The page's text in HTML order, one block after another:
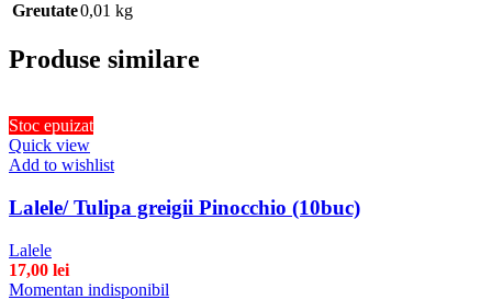
Greutate0,01 kg
Produse similare
Stoc epuizat
Quick view
Add to wishlist
Lalele/ Tulipa greigii Pinocchio (10buc)
Lalele
17,00 lei
Momentan indisponibil